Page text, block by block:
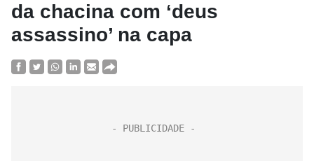
da chacina com ‘deus
assassino’ na capa